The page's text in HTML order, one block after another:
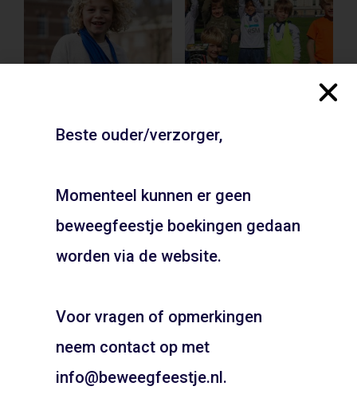
Groene Woud –
ADD TO CART
Haarlemmerhout –
ADD TO CART
JOUW FEESTJE IN
SINTERKLAAS OF KERST
Pietentraining, Pakjes bezorgen? Het kan allemaal!
06 21 89 71 85
Beste ouder/verzorger,
Momenteel kunnen er geen
beweegfeestje boekingen gedaan
worden via de website.
Voor vragen of opmerkingen
neem contact op met
info@beweegfeestje.nl.